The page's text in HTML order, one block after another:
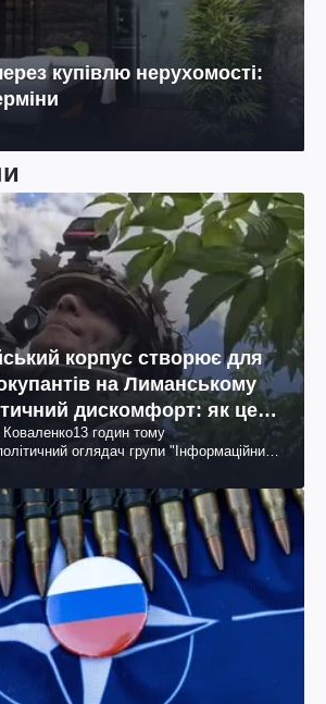
купівлю нерухомості:
корпус створює для
на Лиманському
дискомфорт: як це
13 годин тому
оглядач групи "Інформаційний